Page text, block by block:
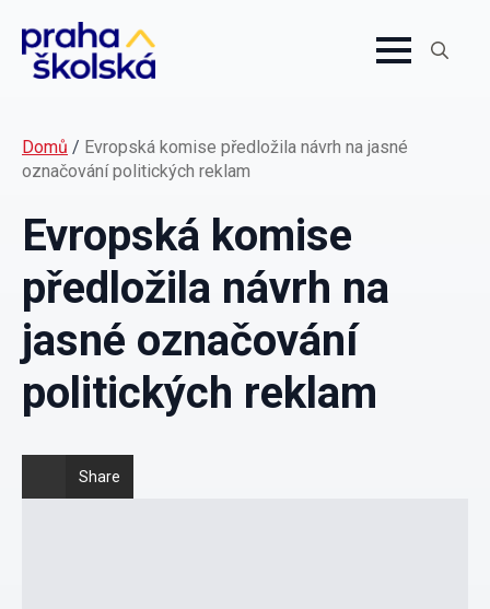
Domů / Evropská komise předložila návrh na jasné
označování politických reklam
Evropská komise
předložila návrh na
jasné označování
politických reklam
Share